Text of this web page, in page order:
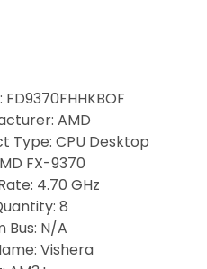
AMD
Type: CPU Desktop
FX-9370
4.70 GHz
8
Bus: N/A
Vishera